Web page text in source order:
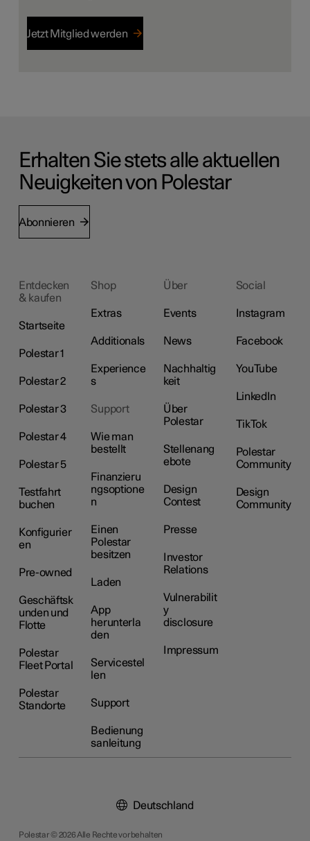
Jetzt Mitglied werden
Erhalten Sie stets alle aktuellen
Neuigkeiten von Polestar
Abonnieren
Entdecken
& kaufen
Startseite
Polestar 1
Polestar 2
Polestar 3
Polestar 4
Polestar 5
Testfahrt
buchen
Konfigurier
en
Pre-owned
Geschäftsk
unden und
Flotte
Polestar
Fleet Portal
Polestar
Standorte
Shop
Extras
Additionals
Experience
s
Support
Wie man
bestellt
Finanzieru
ngsoptione
n
Einen
Polestar
besitzen
Laden
App
herunterla
den
Servicestel
len
Support
Bedienung
sanleitung
Über
Events
News
Nachhaltig
keit
Über
Polestar
Stellenang
ebote
Design
Contest
Presse
Investor
Relations
Vulnerabilit
y
disclosure
Impressum
Social
Instagram
Facebook
YouTube
LinkedIn
TikTok
Polestar
Community
Design
Community
Polestar © 2026 Alle Rechte vorbehalten
Deutschland